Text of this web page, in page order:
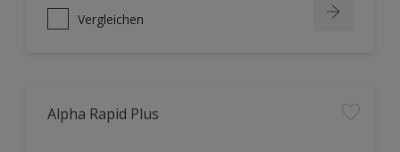
Vergleichen
Alpha Rapid Plus